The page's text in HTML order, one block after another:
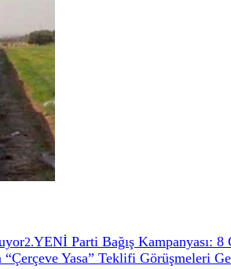
2.YENİ Parti Bağış Kampanyası:
Yasa” Teklifi Görüşmeleri